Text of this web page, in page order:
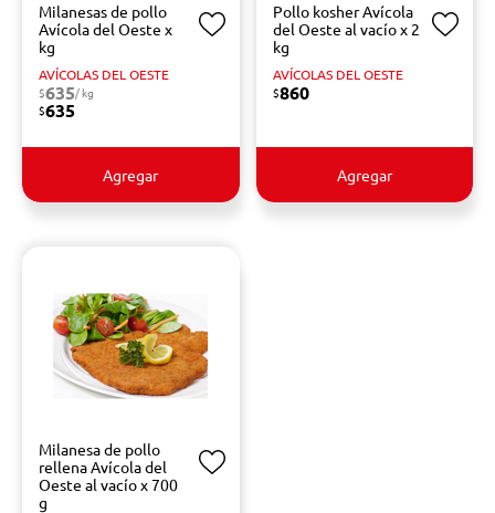
Milanesas de pollo
Avícola del Oeste x
kg
AVÍCOLAS DEL OESTE
$635/ kg
$635
Agregar
Pollo kosher Avícola
del Oeste al vacío x 2
kg
AVÍCOLAS DEL OESTE
$860
Agregar
Milanesa de pollo
rellena Avícola del
Oeste al vacío x 700
g